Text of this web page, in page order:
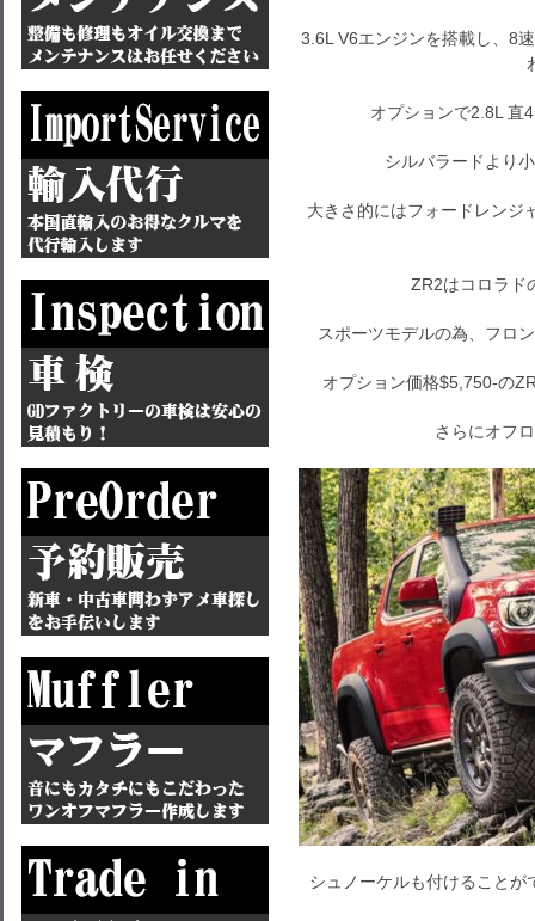
3.6L V6エンジンを搭載し、8
オプションで2.8L 直
シルバラードより
大きさ的にはフォードレンジ
ZR2はコロラド
スポーツモデルの為、フロ
オプション価格$5,750-の
さらにオフ
シュノーケルも付けること